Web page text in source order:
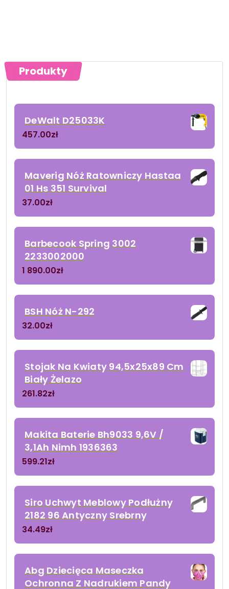
Produkty
DeWalt D25033K
457.00zł
Maverig Nóż Ratowniczy Hastaa
01 Hs 351 Survival
37.00zł
Barbecook Spring 3002
2233002000
1 890.00zł
BSH Nóż N-292
32.00zł
Stojak Na Kwiaty 94,5x25x89 Cm
Biały Żelazo
261.82zł
Makita Baterie Bh9033 9,6V /
3,1Ah Nimh 1936363
599.21zł
Siro Uchwyt Meblowy Podłużny
2182 96 Antyczny Srebrny
34.49zł
Abg Dziecięca Maseczka
Ochronna Z Nadrukiem Pandy